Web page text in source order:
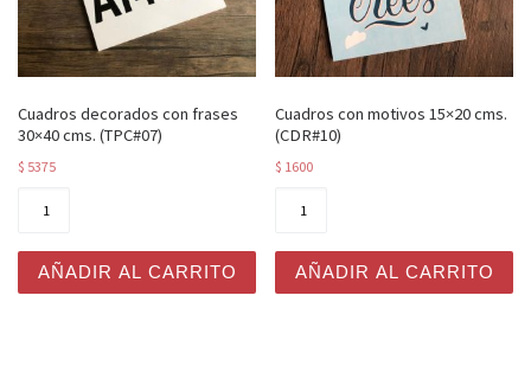
Cuadros decorados con frases
30×40 cms. (TPC#07)
$ 5375
AÑADIR AL CARRITO
Cuadros con motivos 15×20 cms.
(CDR#10)
$ 1600
AÑADIR AL CARRITO